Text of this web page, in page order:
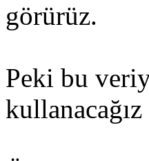
görürüz.
Peki bu